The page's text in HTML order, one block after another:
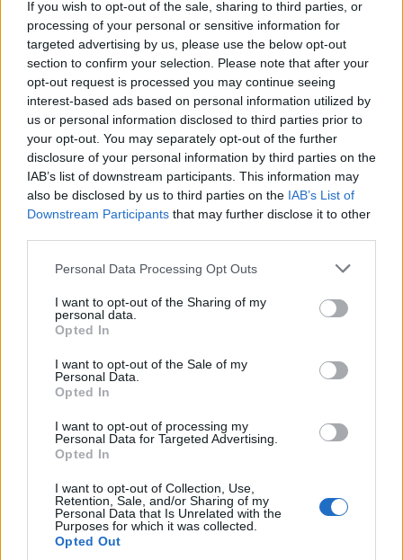
If you wish to opt-out of the sale, sharing to third parties, or
processing of your personal or sensitive information for
targeted advertising by us, please use the below opt-out
section to confirm your selection. Please note that after your
opt-out request is processed you may continue seeing
interest-based ads based on personal information utilized by
us or personal information disclosed to third parties prior to
your opt-out. You may separately opt-out of the further
disclosure of your personal information by third parties on the
IAB’s list of downstream participants. This information may
also be disclosed by us to third parties on the IAB’s List of
Downstream Participants that may further disclose it to other
Personal Data Processing Opt Outs
I want to opt-out of the Sharing of my
personal data.
Opted In
I want to opt-out of the Sale of my
Personal Data.
Opted In
I want to opt-out of processing my
Personal Data for Targeted Advertising.
Opted In
I want to opt-out of Collection, Use,
Retention, Sale, and/or Sharing of my
Personal Data that Is Unrelated with the
Purposes for which it was collected.
Opted Out
robienia i tworzenia wielkich rzeczy. Gdy jednak
wiąże się z nią frustracja, odrzucenie lub innego
rodzaju niemożność jej rozwoju, potrafi
doprowadzić do rozpaczy i tragedii.
Kategorie
opracowania
Dobro własne czy dobro ogółu –
bohater literacki w sytuacji
wyboru. Omów zagadnienie na
podstawie Konrada Wallenroda
Adama Mickiewicza. W swojej
odpowiedzi uwzględnij również
wybrany kontekst.
Wybór pomiędzy dobrem własnym a dobrem
jakimi może stanąć człowiek. Zwłaszcza, jeżeli
poświęcenie się zbiorowości wiąże się z
własnym dyskomfortem, a może nawet